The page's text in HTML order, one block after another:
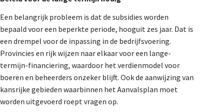
Een belangrijk probleem is dat de subsidies worden
bepaald voor een beperkte periode, hooguit zes jaar. Dat is
een drempel voor de inpassing in de bedrijfsvoering.
Provincies en rijk wijzen naar elkaar voor een lange-
termijn-financiering, waardoor het verdienmodel voor
boeren en beheerders onzeker blijft. Ook de aanwijzing van
kansrijke gebieden waarbinnen het Aanvalsplan moet
worden uitgevoerd roept vragen op.